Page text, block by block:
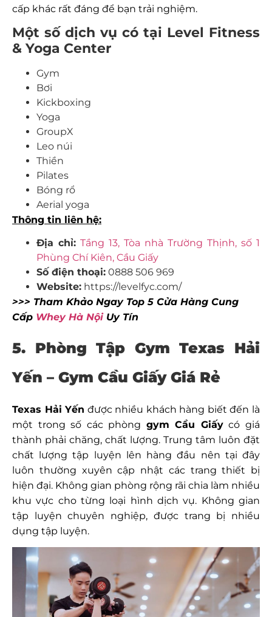
cấp khác rất đáng để bạn trải nghiệm.
Một số dịch vụ có tại Level Fitness
& Yoga Center
Gym
Bơi
Kickboxing
Yoga
GroupX
Leo núi
Thiền
Pilates
Bóng rổ
Aerial yoga
Thông tin liên hệ:
Địa chỉ: Tầng 13, Tòa nhà Trường Thịnh, số 1
Phùng Chí Kiên, Cầu Giấy
Số điện thoại: 0888 506 969
Website: https://levelfyc.com/
>>> Tham Khảo Ngay Top 5 Cửa Hàng Cung
Cấp Whey Hà NộiUy Tín
5. Phòng Tập Gym Texas Hải
Yến – Gym Cầu Giấy Giá Rẻ
Texas Hải Yến được nhiều khách hàng biết đến là
một trong số các phòng gym Cầu Giấycó giá
thành phải chăng, chất lượng. Trung tâm luôn đặt
chất lượng tập luyện lên hàng đầu nên tại đây
luôn thường xuyên cập nhật các trang thiết bị
hiện đại. Không gian phòng rộng rãi chia làm nhiều
khu vực cho từng loại hình dịch vụ. Không gian
tập luyện chuyên nghiệp, được trang bị nhiều
dụng tập luyện.